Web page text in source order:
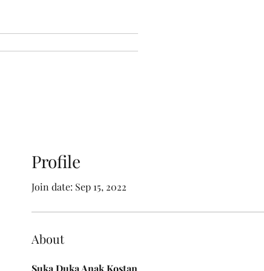
Profile
Join date: Sep 15, 2022
About
Suka Duka Anak Kostan